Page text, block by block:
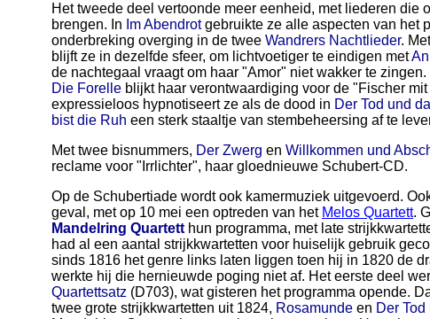
Het tweede deel vertoonde meer eenheid, met liederen die
brengen. In Im Abendrotgebruikte ze alle aspecten van het
onderbreking overging in de twee Wandrers Nachtlieder.
blijft ze in dezelfde sfeer, om lichtvoetiger te eindigen met
de nachtegaal vraagt om haar "Amor" niet wakker te
Die Forelle blijkt haar verontwaardiging voor de "Fischer
expressieloos hypnotiseert ze als de dood in Der Tod und
bist die Ruh een sterk staaltje van stembeheersing af te
Met twee bisnummers, Der Zwerg en Willkommen und
reclame voor "Irrlichter", haar gloednieuwe Schubert-CD.
Op de Schubertiade wordt ook kamermuziek uitgevoerd.
geval, met op 10 mei een optreden van het Melos Quartett.
Mandelring Quartett hun programma, met late
had al een aantal strijkkwartetten voor huiselijk gebruik
sinds 1816 het genre links laten liggen toen hij in 1820 de
werkte hij die hernieuwde poging niet af. Het eerste deel
Quartettsatz (D703), wat gisteren het programma opende.
twee grote strijkkwartetten uit 1824, Rosamunde en Der